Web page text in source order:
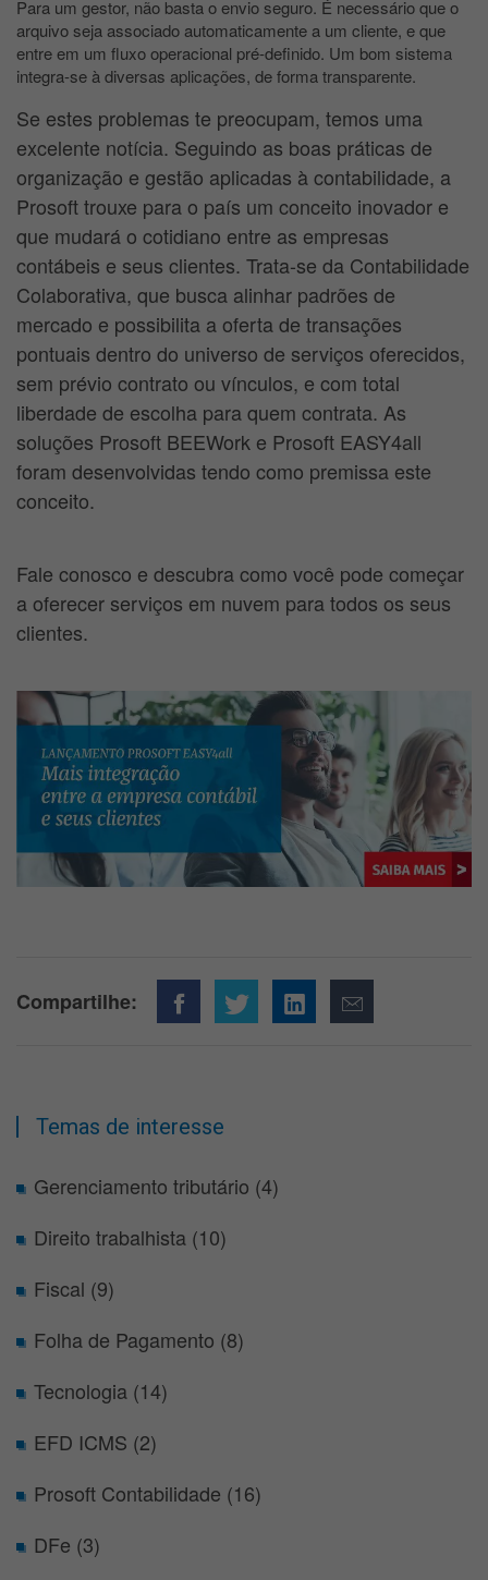
Para um gestor, não basta o envio seguro. É necessário que o
arquivo seja associado automaticamente a um cliente, e que
entre em um fluxo operacional pré-definido. Um bom sistema
integra-se à diversas aplicações, de forma transparente.
Se estes problemas te preocupam, temos uma
excelente notícia. Seguindo as boas práticas de
organização e gestão aplicadas à contabilidade, a
Prosoft trouxe para o país um conceito inovador e
que mudará o cotidiano entre as empresas
contábeis e seus clientes. Trata-se da Contabilidade
Colaborativa, que busca alinhar padrões de
mercado e possibilita a oferta de transações
pontuais dentro do universo de serviços oferecidos,
sem prévio contrato ou vínculos, e com total
liberdade de escolha para quem contrata. As
soluções Prosoft BEEWork e Prosoft EASY4all
foram desenvolvidas tendo como premissa este
conceito.
Fale conosco e descubra como você pode começar
a oferecer serviços em nuvem para todos os seus
clientes.
Compartilhe:
Temas de interesse
Gerenciamento tributário (4)
Direito trabalhista (10)
Fiscal (9)
Folha de Pagamento (8)
Tecnologia (14)
EFD ICMS (2)
Prosoft Contabilidade (16)
DFe (3)